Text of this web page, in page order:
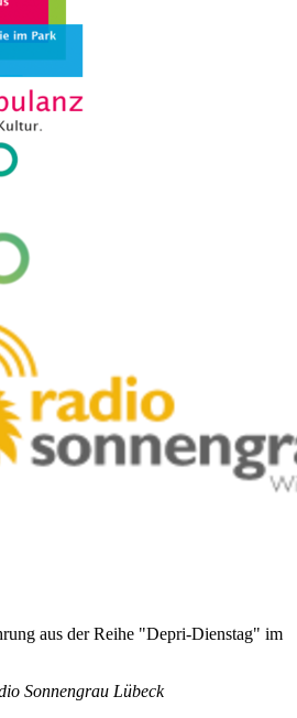
aus der Reihe "Depri-Dienstag" im
Sonnengrau Lübeck